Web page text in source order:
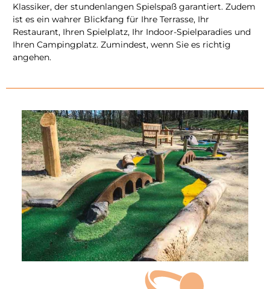
Klassiker, der stundenlangen Spielspaß garantiert. Zudem
ist es ein wahrer Blickfang für Ihre Terrasse, Ihr
Restaurant, Ihren Spielplatz, Ihr Indoor-Spielparadies und
Ihren Campingplatz. Zumindest, wenn Sie es richtig
angehen.